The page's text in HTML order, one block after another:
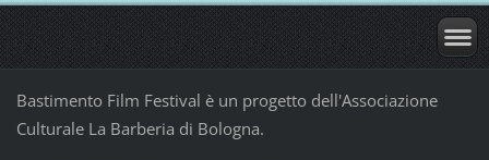
Bastimento Film Festival è un progetto dell'Associazione
Culturale La Barberia di Bologna.